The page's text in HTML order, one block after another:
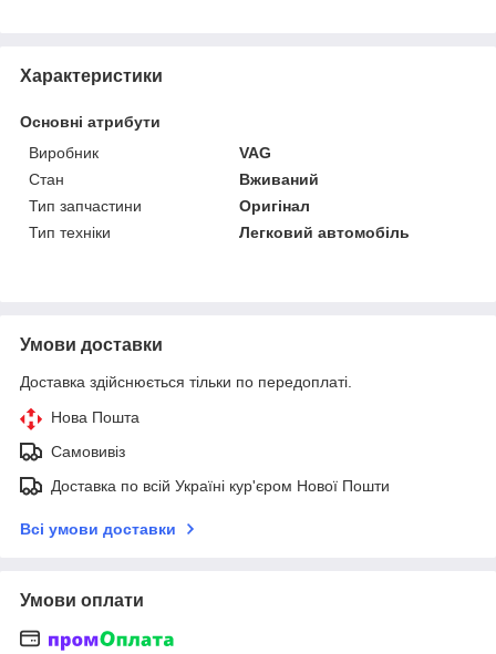
Характеристики
Основні атрибути
Виробник
VAG
Стан
Вживаний
Тип запчастини
Оригінал
Тип техніки
Легковий автомобіль
Умови доставки
Доставка здійснюється тільки по передоплаті.
Нова Пошта
Самовивіз
Доставка по всій Україні кур'єром Нової Пошти
Всі умови доставки
Умови оплати